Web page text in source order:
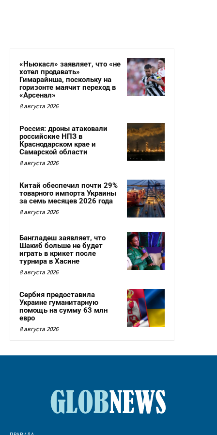
«Ньюкасл» заявляет, что «не
хотел продавать»
Гимарайнша, поскольку на
горизонте маячит переход в
«Арсенал»
8 августа 2026
Россия: дроны атаковали
российские НПЗ в
Краснодарском крае и
Самарской области
8 августа 2026
Китай обеспечил почти 29%
товарного импорта Украины
за семь месяцев 2026 года
8 августа 2026
Бангладеш заявляет, что
Шакиб больше не будет
играть в крикет после
турнира в Хасине
8 августа 2026
Сербия предоставила
Украине гуманитарную
помощь на сумму 63 млн
евро
8 августа 2026